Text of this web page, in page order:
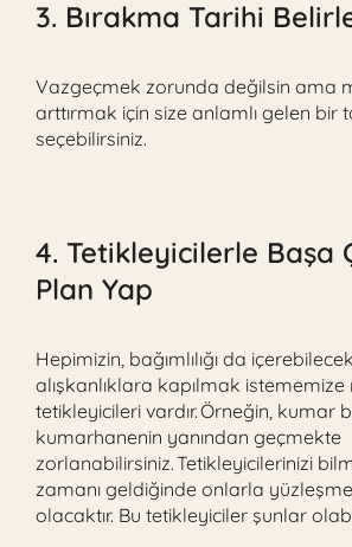
3. Bırakma Tarihi
Vazgeçmek zorunda değilsin ama
arttırmak için size anlamlı gelen bir
seçebilirsiniz.
4. Tetikleyicilerle Başa
Plan Yap
Hepimizin, bağımlılığı da
alışkanlıklara kapılmak
tetikleyicileri vardır. Örneğin, kumar
kumarhanenin yanından geçmekte
zorlanabilirsiniz. Tetikleyicilerinizi
zamanı geldiğinde onlarla
olacaktır. Bu tetikleyiciler şunlar